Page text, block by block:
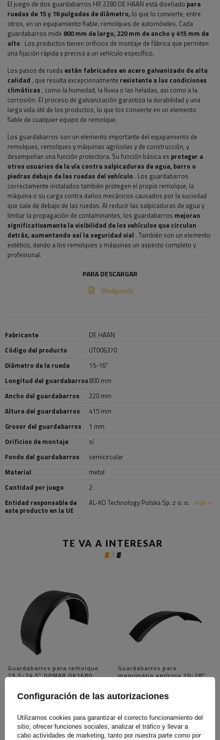
El juego de dos guardabarros HR 2280 DE HAAN está diseñado para
ruedas de 15 y 16 pulgadas de diámetro, lo que lo convierte, entre
otros, en un equipamiento fiable. remolques de automóviles. Cada
guardabarros mide 800 mm de largo, 220 mm de ancho y 415 mm de
alto . Los productos tienen orificios de montaje de fábrica que permiten
una fijación rápida y precisa a un vehículo específico.
Los pasos de rueda están fabricados en acero galvanizado de alta
calidad , que resulta excepcionalmente resistente a las condiciones
climáticas , como la humedad, la lluvia o las heladas, así como a la
corrosión. El proceso de galvanización garantiza la durabilidad y una
larga vida útil de los productos, lo que los convierte en un elemento
fiable de cualquier equipo de remolque.
Los guardabarros son un elemento importante del equipamiento de
remolques, remolques y máquinas agrícolas y de construcción, y
desempeñan una función protectora. Su función básica es proteger a
otros usuarios de la vía contra salpicaduras de agua, barro o
piedras debajo de las ruedas del vehículo . Los guardabarros
correctamente instalados también protegen el propio remolque, la
máquina o su carga contra daños mecánicos causados ​​por la suciedad
que sale de debajo de las ruedas. Al reducir las salpicaduras de agua y
limitar la propagación de contaminantes, los guardabarros mejoran
significativamente la visibilidad de los vehículos que circulan
detrás, aumentando así la seguridad vial . También son un elemento
estético, dando a los remolques y máquinas un aspecto completo y
profesional.
PARA DESCARGAR
Mudguards
Fabricante
DE HAAN
Código del producto
UT006370
Diámetro de la rueda
15-16"
Longitud del guardabarros800 mm
Ancho del guardabarros
220 mm
Altura del guardabarros
415 mm
Grosor del guardabarros
1 mm
Orificios de montaje
sí
Fondo del guardabarros
semicircular
Material
metal
Cantidad por juego
2
Entidad responsable de
este producto en la UE
AL-KO Technology Polska Sp. z o. o. más
TE VA A INTERESAR
Guardabarros para remolque
19,5-24,5" DOMAR DK1680
116,10 €
El precio más bajo del producto en
los 30 días anteriores al descuento:
154,79 €
Guardabarros para
maquinaria agrícola 20-28"
Configuración de las autorizaciones
Utilizamos cookies para garantizar el correcto funcionamiento del
sitio, ofrecer funciones sociales, analizar el tráfico y llevar a
cabo actividades de marketing, tanto por nuestra parte como por